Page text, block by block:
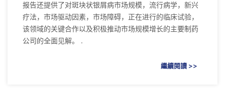
报告还提供了对斑块状银屑病市场规模，流行病学，新兴
疗法，市场驱动因素，市场障碍，正在进行的临床试验，
该领域的关键合作以及积极推动市场规模增长的主要制药
公司的全面见解。 .
繼續閱讀 >>